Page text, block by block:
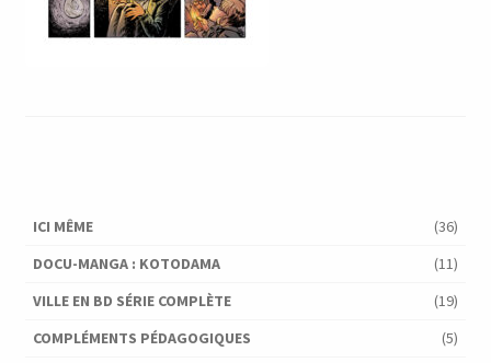
ICI MÊME
(36)
DOCU-MANGA : KOTODAMA
(11)
VILLE EN BD SÉRIE COMPLÈTE
(19)
COMPLÉMENTS PÉDAGOGIQUES
(5)